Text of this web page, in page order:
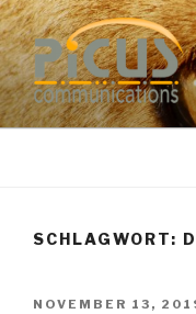
Zum
Inhalt
springen
PUBLIC
Dr. Heike Specht
SCHLAGWORT:
VERÖFFENTLICHT
NOVEMBER 13,